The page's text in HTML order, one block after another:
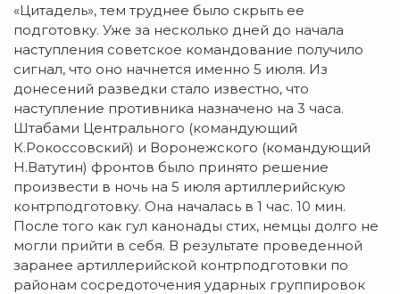
«Цитадель», тем труднее было скрыть ее
подготовку. Уже за несколько дней до начала
наступления советское командование получило
сигнал, что оно начнется именно 5 июля. Из
донесений разведки стало известно, что
наступление противника назначено на 3 часа.
Штабами Центрального (командующий
К.Рокоссовский) и Воронежского (командующий
Н.Ватутин) фронтов было принято решение
произвести в ночь на 5 июля артиллерийскую
контрподготовку. Она началась в 1 час. 10 мин.
После того как гул канонады стих, немцы долго не
могли прийти в себя. В результате проведенной
заранее артиллерийской контрподготовки по
районам сосредоточения ударных группировок